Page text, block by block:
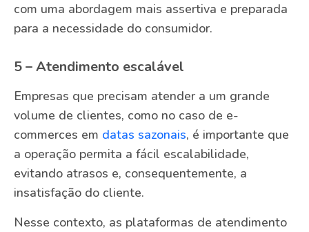
com uma abordagem mais assertiva e preparada
para a necessidade do consumidor.
5 – Atendimento escalável
Empresas que precisam atender a um grande
volume de clientes, como no caso de e-
commerces em datas sazonais, é importante que
a operação permita a fácil escalabilidade,
evitando atrasos e, consequentemente, a
insatisfação do cliente.
Nesse contexto, as plataformas de atendimento